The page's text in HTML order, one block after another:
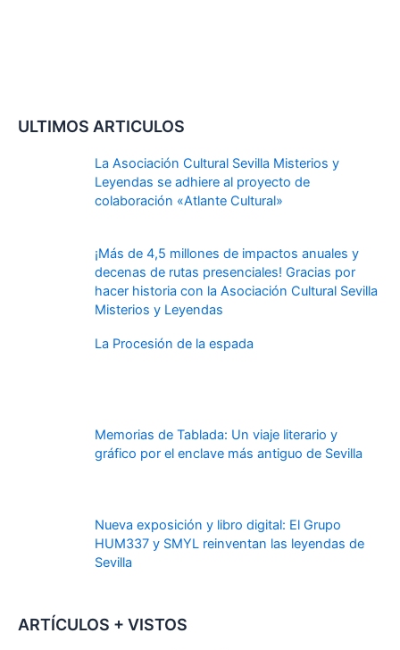
ULTIMOS ARTICULOS
La Asociación Cultural Sevilla Misterios y
Leyendas se adhiere al proyecto de
colaboración «Atlante Cultural»
¡Más de 4,5 millones de impactos anuales y
decenas de rutas presenciales! Gracias por
hacer historia con la Asociación Cultural Sevilla
Misterios y Leyendas
La Procesión de la espada
Memorias de Tablada: Un viaje literario y
gráfico por el enclave más antiguo de Sevilla
Nueva exposición y libro digital: El Grupo
HUM337 y SMYL reinventan las leyendas de
Sevilla
ARTÍCULOS + VISTOS